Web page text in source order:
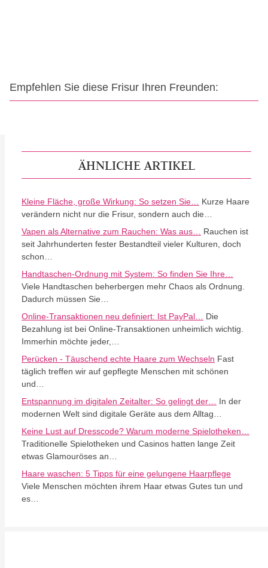
Empfehlen Sie diese Frisur Ihren Freunden:
ÄHNLICHE ARTIKEL
Kleine Fläche, große Wirkung: So setzen Sie…
Kurze Haare
verändern nicht nur die Frisur, sondern auch die…
Vapen als Alternative zum Rauchen: Was aus…
Rauchen ist
seit Jahrhunderten fester Bestandteil vieler Kulturen, doch
schon…
Handtaschen-Ordnung mit System: So finden Sie Ihre…
Viele Handtaschen beherbergen mehr Chaos als Ordnung.
Dadurch müssen Sie…
Online-Transaktionen neu definiert: Ist PayPal…
Die
Bezahlung ist bei Online-Transaktionen unheimlich wichtig.
Immerhin möchte jeder,…
Perücken - Täuschend echte Haare zum Wechseln Fast
täglich treffen wir auf gepflegte Menschen mit schönen
und…
Entspannung im digitalen Zeitalter: So gelingt der…
In der
modernen Welt sind digitale Geräte aus dem Alltag…
Keine Lust auf Dresscode? Warum moderne Spielotheken…
Traditionelle Spielotheken und Casinos hatten lange Zeit
etwas Glamouröses an…
Haare waschen: 5 Tipps für eine gelungene Haarpflege
Viele Menschen möchten ihrem Haar etwas Gutes tun und
es…